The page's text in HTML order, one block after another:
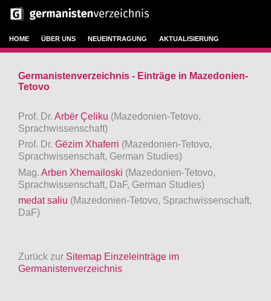
HOME ÜBER UNS NEUEINTRAGUNG AKTUALISIERUNG
Germanistenverzeichnis - Einträge in Mazedonien-
Tetovo
Prof. Dr. Arbër Çeliku (Mazedonien-Tetovo,
Sprachwissenschaft)
Prof. Dr. Gëzim Xhaferri (Mazedonien-Tetovo,
Sprachwissenschaft, German Studies)
Mag. Arben Xhemailoski (Mazedonien-Tetovo,
Sprachwissenschaft, DaF, German Studies)
medat saliu (Mazedonien-Tetovo, Sprachwissenschaft,
DaF)
Zurück zur Sitemap Einzeleinträge im
Germanistenverzeichnis